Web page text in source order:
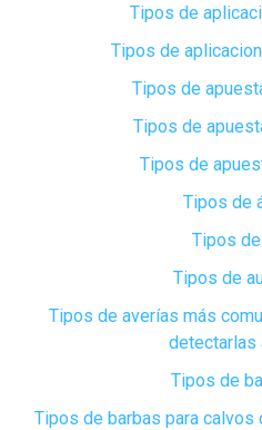
Tipos de
Tipos de
Tipos de
Tipos de
Tipos de
Tipos de
Tipos
Tipos de
Tipos de averías más
detectarlas
Tipos de
Tipos de barbas para calvos